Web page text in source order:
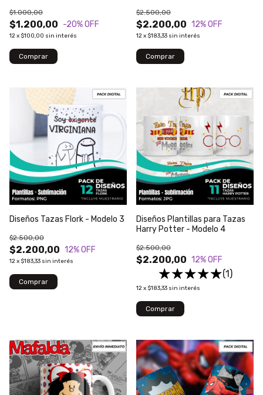
$1.200,00
$1.000,00
-20% OFF
12x $100,00 sin interés
$2.200,00
$2.500,00
12% OFF
12x $183,33 sin interés
Diseños Tazas Flork - Modelo 3
$2.200,00
$2.500,00
12% OFF
12x $183,33 sin interés
Diseños Plantillas para Tazas
Harry Potter - Modelo 4
$2.200,00
$2.500,00
12% OFF
(1)
12x $183,33 sin interés